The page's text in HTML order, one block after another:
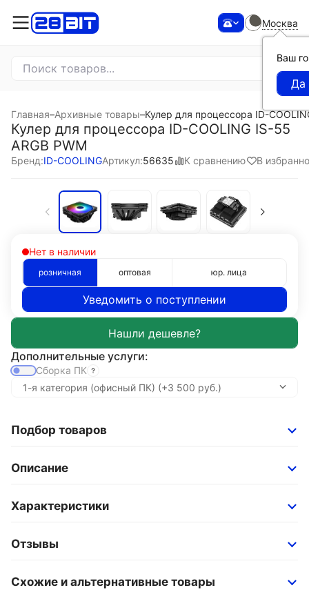
Москва
Ваш
Главная–Архивные товары–Кулер для процессора ID-
Кулер для процессора ID-COOLING IS-55
ARGB PWM
Бренд:ID-COOLINGАртикул:56635 К сравнению В
Нет в наличии
розничная оптовая юр. лица
Уведомить о поступлении
Дополнительные услуги:
Сборка ПК
Подбор товаров
Описание
Характеристики
Отзывы
Схожие и альтернативные товары